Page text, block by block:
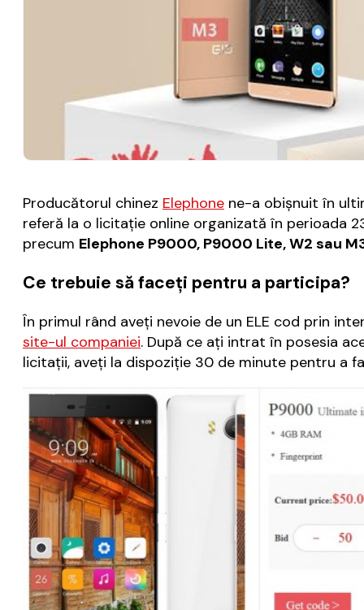
Producătorul chinez Elephone ne-a obişnuit în
referă la o licitaţie online organizată în perioada
precum Elephone P9000, P9000 Lite, W2 sau
Ce trebuie să faceţi pentru a participa?
În primul rând aveţi nevoie de un ELE cod prin
site-ul companiei. După ce aţi intrat în posesia
licitaţii, aveţi la dispoziţie 30 de minute pentru a